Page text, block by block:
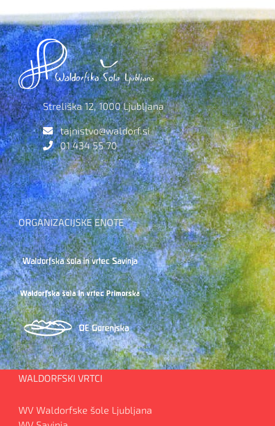
Streliška 12, 1000 Ljubljana
tajnistvo@waldorf.si
01 434 55 70
ORGANIZACIJSKE ENOTE
WALDORFSKI VRTCI
WV Waldorfske šole Ljubljana